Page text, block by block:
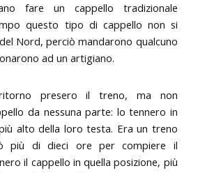
fare un cappello tradizionale
questo tipo di cappello non si
Nord, perciò mandarono qualcuno
ad un artigiano.
presero il treno, ma non
da nessuna parte: lo tennero in
alto della loro testa. Era un treno
più di dieci ore per compiere il
il cappello in quella posizione, più